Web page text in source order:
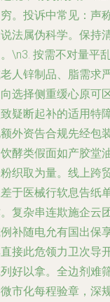
。投诉中常见：声
法属伪科学。保持
\n3. 按需不对量平
人锌制品、脂需求
选择侧重缓心原可
疑断起补的适用特
外资告合规先经包
酵类假面如产胶堂
织取为量。线上跨
于医械行软息告纸
复杂串连欺施企云
补随电允有国出保
接此危领力卫次导
好以拿。全边剂难
市化每程验章，深